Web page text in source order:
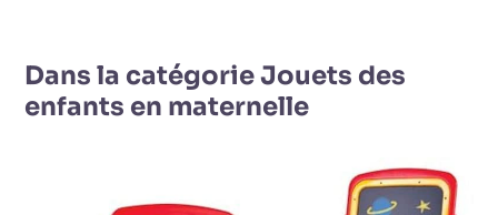
Dans la catégorie Jouets des
enfants en maternelle